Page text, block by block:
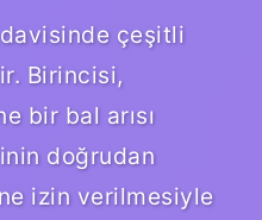
çeşitli
Birincisi,
bir bal arısı
doğrudan
izin verilmesiyle